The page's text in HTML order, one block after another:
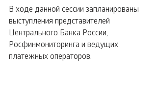
В ходе данной сессии запланированы
выступления представителей
Центрального Банка России,
Росфинмониторинга и ведущих
платежных операторов.